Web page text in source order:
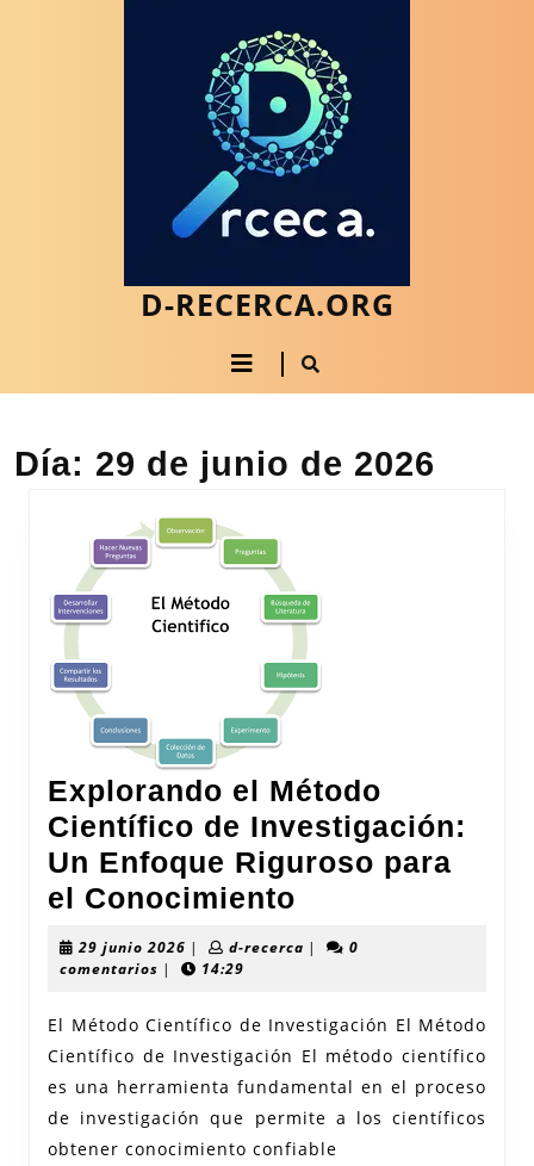
D-RECERCA.ORG
Botón
apertura
Día: 29 de junio de 2026
Explorando el Método
Científico de Investigación:
Un Enfoque Riguroso para
el Conocimiento
de
Investigación:
Un
Enfoque
29 junio 2026 29
junio
| d-recercad-|
0
comentarios | 14:29
El Método Científico de Investigación El Método
Científico de Investigación El método científico
es una herramienta fundamental en el proceso
de investigación que permite a los científicos
obtener conocimiento confiable